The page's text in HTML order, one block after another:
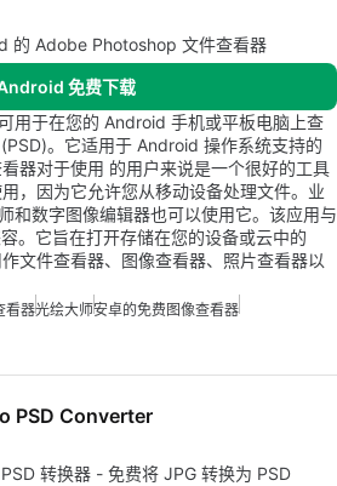
的 Adobe Photoshop 文件查看器
免费下载
用于在您的 Android 手机或平板电脑上查
。它适用于 Android 操作系统支持的
器对于使用 的用户来说是一个很好的工具
，因为它允许您从移动设备处理文件。业
和数字图像编辑器也可以使用它。该应用与
。它旨在打开存储在您的设备或云中的
文件查看器、图像查看器、照片查看器以
看器光绘大师安卓的免费图像查看器
PSD Converter
转换器 - 免费将 JPG 转换为 PSD